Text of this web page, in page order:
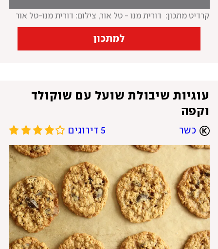
קרדיט מתכון:  דורית מנו - טל אור, צילום: דורית מנו-טל אור
למתכון
וקפה
כשר 5 דירוגים